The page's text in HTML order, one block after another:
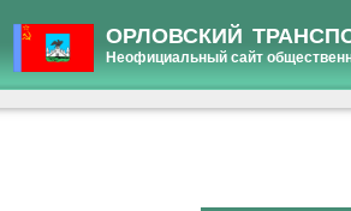
ОРЛОВСКИЙ
Неофициальный сайт